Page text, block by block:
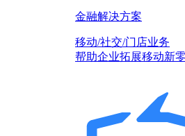
金融解决方案
移动/社交/门店业务
帮助企业拓展移动新